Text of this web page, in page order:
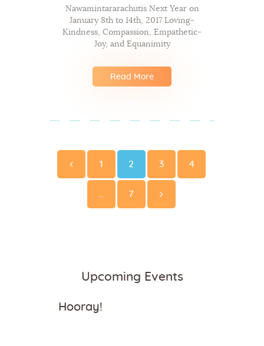
Nawamintararachutis Next Year on
January 8th to 14th, 2017 Loving-
Kindness, Compassion, Empathetic-
Joy, and Equanimity
Read More
pagination
1
2
3
4
…
7
>
Upcoming Events
Hooray!